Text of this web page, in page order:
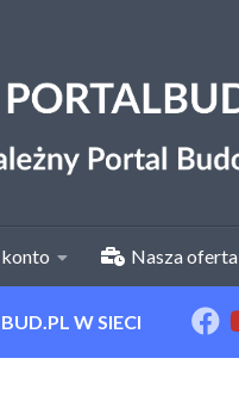
Nasza oferta
W SIECI